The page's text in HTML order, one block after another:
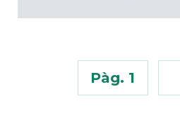
Pàg. 1